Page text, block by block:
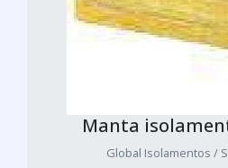
Manta
Global Isolamentos /